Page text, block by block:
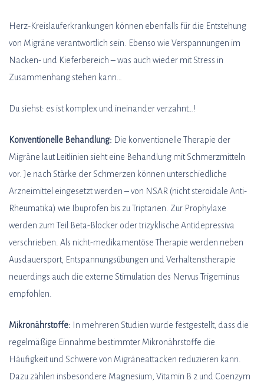
Herz-Kreislauferkrankungen können ebenfalls für die Entstehung
von Migräne verantwortlich sein. Ebenso wie Verspannungen im
Nacken- und Kieferbereich – was auch wieder mit Stress in
Zusammenhang stehen kann…
Du siehst: es ist komplex und ineinander verzahnt…!
Konventionelle Behandlung: Die konventionelle Therapie der
Migräne laut Leitlinien sieht eine Behandlung mit Schmerzmitteln
vor. Je nach Stärke der Schmerzen können unterschiedliche
Arzneimittel eingesetzt werden – von NSAR (nicht steroidale Anti-
Rheumatika) wie Ibuprofen bis zu Triptanen. Zur Prophylaxe
werden zum Teil Beta-Blocker oder trizyklische Antidepressiva
verschrieben. Als nicht-medikamentöse Therapie werden neben
Ausdauersport, Entspannungsübungen und Verhaltenstherapie
neuerdings auch die externe Stimulation des Nervus Trigeminus
empfohlen.
Mikronährstoffe: In mehreren Studien wurde festgestellt, dass die
regelmäßige Einnahme bestimmter Mikronährstoffe die
Häufigkeit und Schwere von Migräneattacken reduzieren kann.
Dazu zählen insbesondere Magnesium, Vitamin B 2 und Coenzym